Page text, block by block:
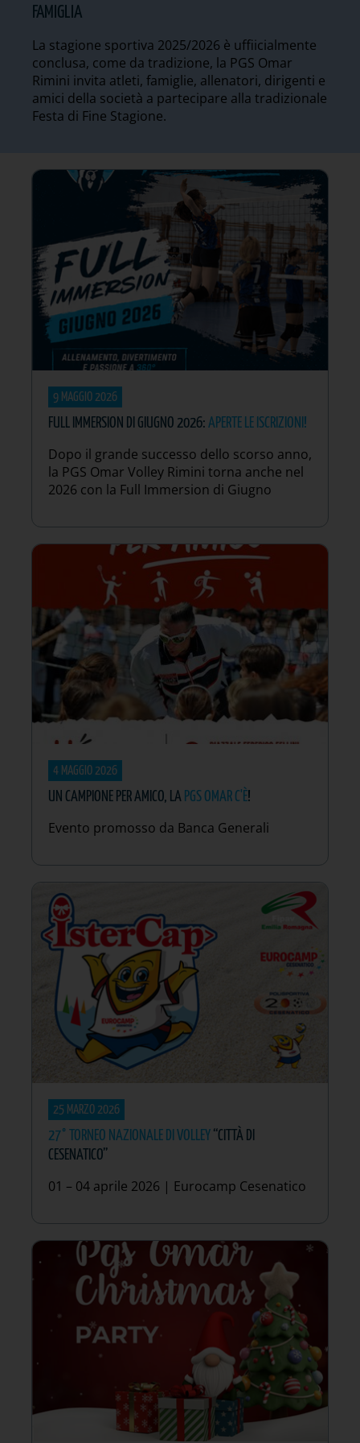
FAMIGLIA
La stagione sportiva 2025/2026 è uffiicialmente
conclusa, come da tradizione, la PGS Omar
Rimini invita atleti, famiglie, allenatori, dirigenti e
amici della società a partecipare alla tradizionale
Festa di Fine Stagione.
9 MAGGIO 2026
FULL IMMERSION DI GIUGNO 2026: APERTE LE ISCRIZIONI!
Dopo il grande successo dello scorso anno,
la PGS Omar Volley Rimini torna anche nel
2026 con la Full Immersion di Giugno
4 MAGGIO 2026
UN CAMPIONE PER AMICO, LA PGS OMAR C'È!
Evento promosso da Banca Generali
25 MARZO 2026
27° TORNEO NAZIONALE DI VOLLEY “CITTÀ DI
CESENATICO”
01 – 04 aprile 2026 | Eurocamp Cesenatico